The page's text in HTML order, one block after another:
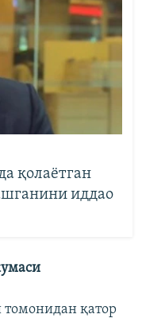
қолаëтган
иддао
томонидан қатор